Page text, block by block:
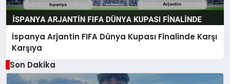
İspanya Arjantin FIFA Dünya Kupası Finalinde Karşı
Karşıya
Son Dakika